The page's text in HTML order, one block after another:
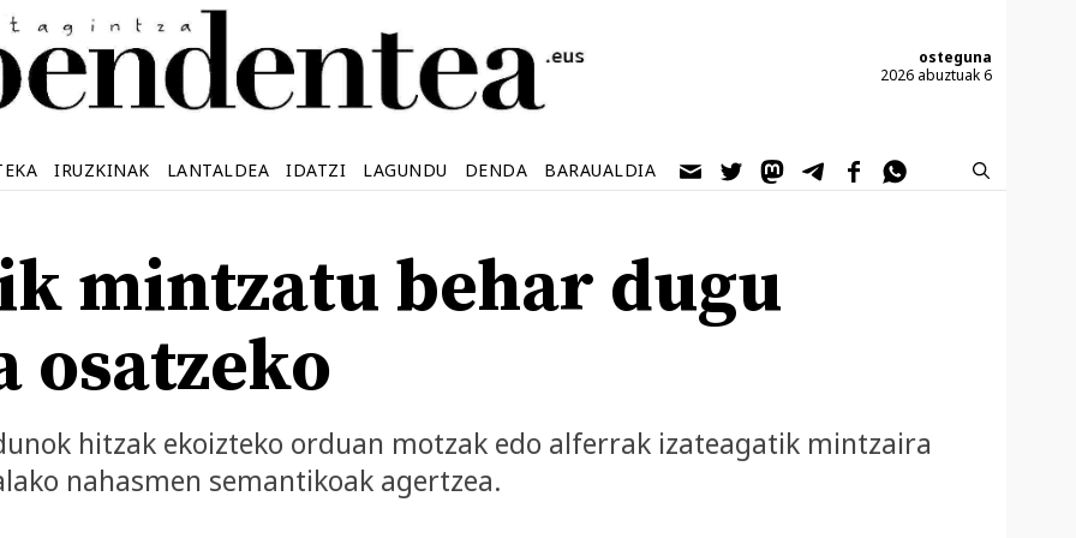
osteguna
2026 abuztuak 6
IRUZKINAK LANTALDEA IDATZI LAGUNDU DENDA BARAUALDIA
mintzatu behar dugu
osatzeko
hitzak ekoizteko orduan motzak edo alferrak izateagatik mintzaira
nahasmen semantikoak agertzea.